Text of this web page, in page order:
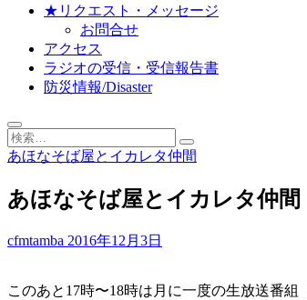
★リクエスト・メッセージ
お問合せ
アクセス
ラジオの受信・受信報告書
防災情報/Disaster
検
索…
あほなそば屋とイカレタ仲間
あほなそば屋とイカレタ仲間
cfmtamba 2016年12月3日
このあと17時〜18時は月に一度の生放送番組